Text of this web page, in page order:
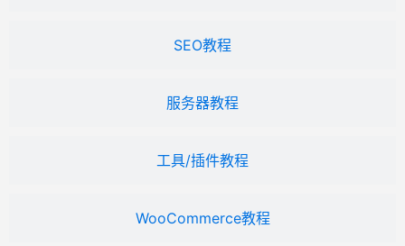
SEO教程
服务器教程
工具/插件教程
WooCommerce教程